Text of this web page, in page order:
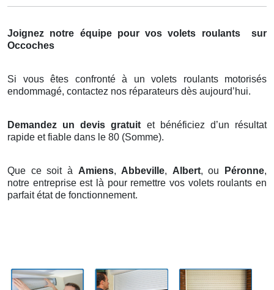
Joignez notre équipe pour vos volets roulants
sur
Occoches
Si vous êtes confronté à un volets roulants motorisés
endommagé, contactez nos réparateurs dès aujourd’hui.
Demandez un devis gratuit et bénéficiez d’un résultat
rapide et fiable dans le 80 (Somme).
Que ce soit à Amiens, Abbeville, Albert, ou Péronne,
notre entreprise est là pour remettre vos volets roulants en
parfait état de fonctionnement.